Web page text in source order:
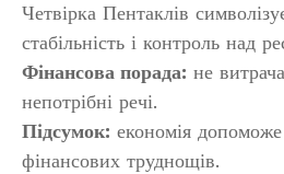
Четвірка Пентаклів
стабільність і контроль над
Фінансова порада: не
непотрібні речі.
Підсумок: економія
фінансових труднощів.